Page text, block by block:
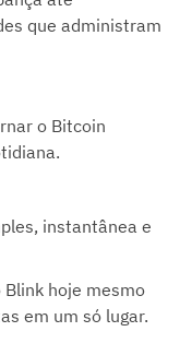
que administram
o Bitcoin
instantânea e
hoje mesmo
em um só lugar.